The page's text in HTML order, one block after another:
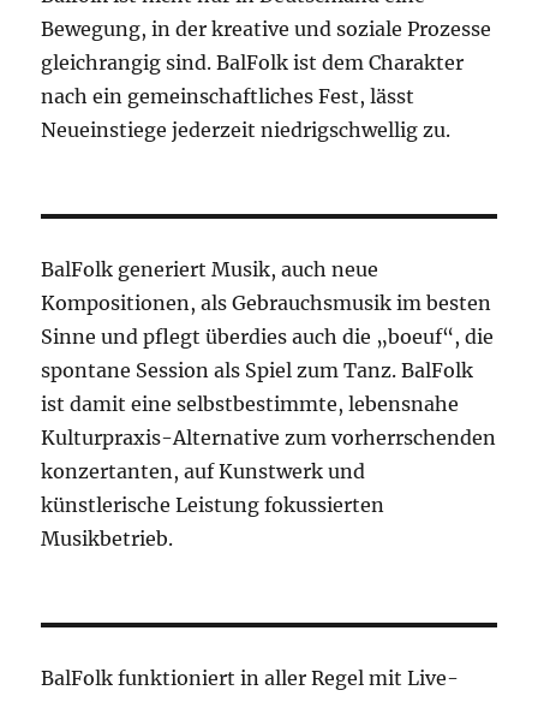
Bewegung, in der kreative und soziale Prozesse
gleichrangig sind. BalFolk ist dem Charakter
nach ein gemeinschaftliches Fest, lässt
Neueinstiege jederzeit niedrigschwellig zu.
BalFolk generiert Musik, auch neue
Kompositionen, als Gebrauchsmusik im besten
Sinne und pflegt überdies auch die „boeuf“, die
spontane Session als Spiel zum Tanz. BalFolk
ist damit eine selbstbestimmte, lebensnahe
Kulturpraxis-Alternative zum vorherrschenden
konzertanten, auf Kunstwerk und
künstlerische Leistung fokussierten
Musikbetrieb.
BalFolk funktioniert in aller Regel mit Live-